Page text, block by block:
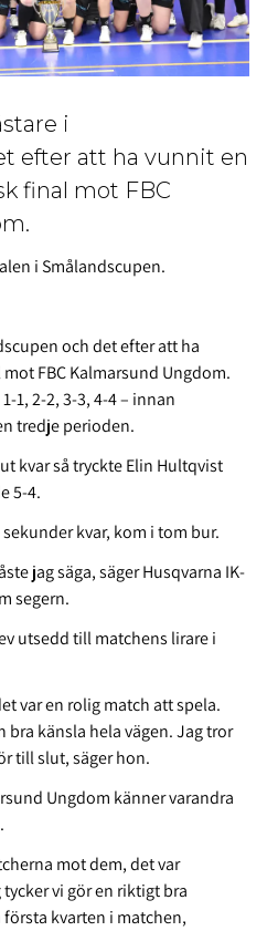
i
efter att ha vunnit en
final mot FBC
i Smålandscupen.
och det efter att ha
FBC Kalmarsund Ungdom.
1, 2-2, 3-3, 4-4 – innan
tredje perioden.
kvar så tryckte Elin Hultqvist
5-4.
kvar, kom i tom bur.
jag säga, säger Husqvarna IK-
segern.
utsedd till matchens lirare i
var en rolig match att spela.
bra känsla hela vägen. Jag tror
till slut, säger hon.
Ungdom känner varandra
mot dem, det var
vi gör en riktigt bra
kvarten i matchen,